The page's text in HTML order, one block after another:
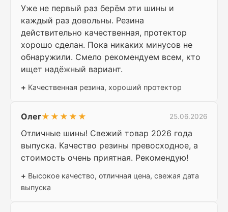
Уже не первый раз берём эти шины и
каждый раз довольны. Резина
действительно качественная, протектор
хорошо сделан. Пока никаких минусов не
обнаружили. Смело рекомендуем всем, кто
ищет надёжный вариант.
+ Качественная резина, хороший протектор
Олег★★★★★ 25.06.2026
Отличные шины! Свежий товар 2026 года
выпуска. Качество резины превосходное, а
стоимость очень приятная. Рекомендую!
+ Высокое качество, отличная цена, свежая дата
выпуска